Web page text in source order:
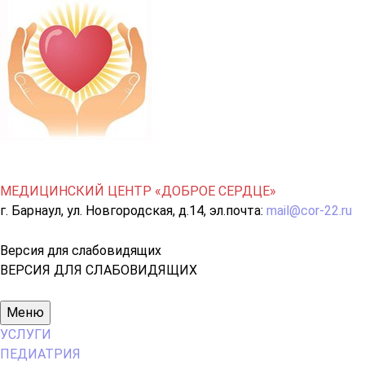
МЕДИЦИНСКИЙ ЦЕНТР «ДОБРОЕ СЕРДЦЕ»
г. Барнаул, ул. Новгородская, д.14, эл.почта: mail@cor-22.ru
Версия для слабовидящих
ВЕРСИЯ ДЛЯ СЛАБОВИДЯЩИХ
Основное
меню
Меню
УСЛУГИ
ПЕДИАТРИЯ